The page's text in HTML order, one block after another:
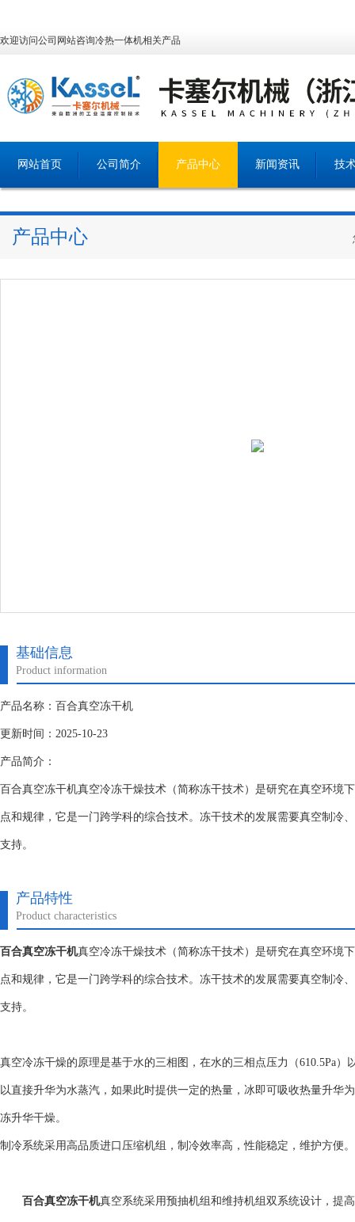
欢迎访问公司网站咨询冷热一体机相关产品
网站首页 公司简介 产品中心 新闻资讯 技
产品中心
基础信息
Product information
产品名称：百合真空冻干机
更新时间：2025-10-23
产品简介：
百合真空冻干机真空冷冻干燥技术（简称冻干技术）是研究在真空环境
点和规律，它是一门跨学科的综合技术。冻干技术的发展需要真空制冷
支持。
产品特性
Product characteristics
百合真空冻干机真空冷冻干燥技术（简称冻干技术）是研究在真空环境
点和规律，它是一门跨学科的综合技术。冻干技术的发展需要真空制冷
支持。
真空冷冻干燥的原理是基于水的三相图，在水的三相点压力（610.5Pa
以直接升华为水蒸汽，如果此时提供一定的热量，冰即可吸收热量升华
冻升华干燥。
制冷系统采用高品质进口压缩机组，制冷效率高，性能稳定，维护方便。
百合真空冻干机真空系统采用预抽机组和维持机组双系统设计，提